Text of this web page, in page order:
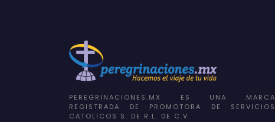
PEREGRINACIONES.MX ES UNA MARCA
REGISTRADA DE PROMOTORA DE SERVICIOS
CATOLICOS S. DE R.L. DE C.V.